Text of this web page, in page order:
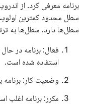
سطل محدود کمترین
سطل‌ها دارد. سطل‌ها به
فعال: برنامه در
استفاده شده است.
وضعیت کار:
مکرر: برنامه اغلب